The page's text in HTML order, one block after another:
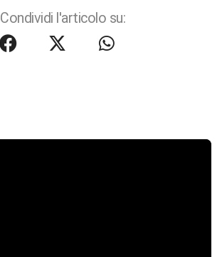
Condividi l'articolo su: